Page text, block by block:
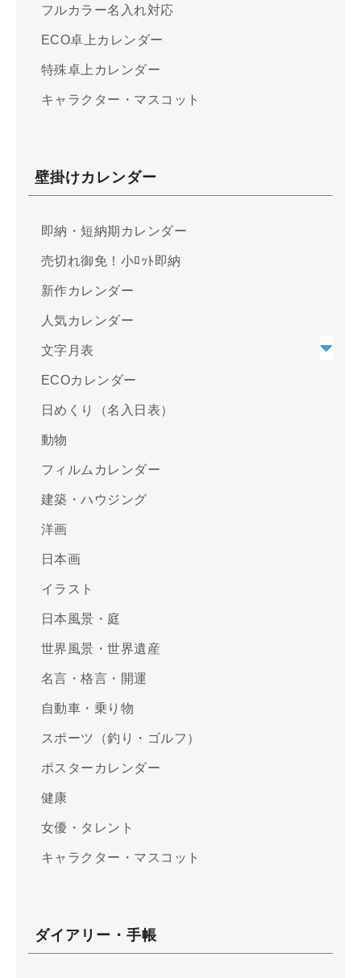
フルカラー名入れ対応
ECO卓上カレンダー
特殊卓上カレンダー
キャラクター・マスコット
壁掛けカレンダー
即納・短納期カレンダー
売切れ御免！小ﾛｯﾄ即納
新作カレンダー
人気カレンダー
文字月表
ECOカレンダー
日めくり（名入日表）
動物
フィルムカレンダー
建築・ハウジング
洋画
日本画
イラスト
日本風景・庭
世界風景・世界遺産
名言・格言・開運
自動車・乗り物
スポーツ（釣り・ゴルフ）
ポスターカレンダー
健康
女優・タレント
キャラクター・マスコット
ダイアリー・手帳